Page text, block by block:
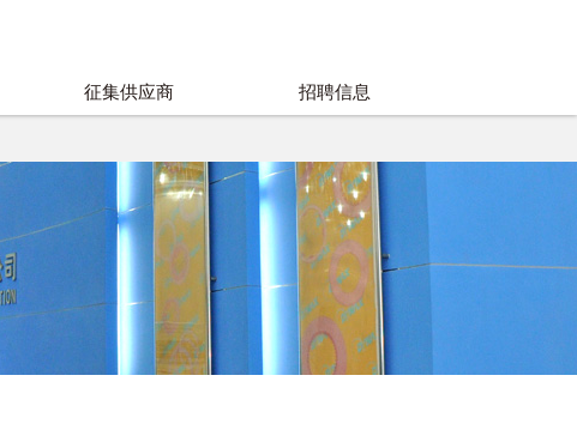
征集供应商 招聘信息